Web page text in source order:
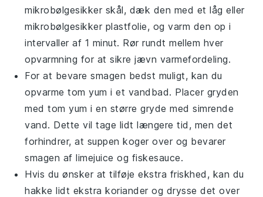
mikrobølgesikker skål, dæk den med et låg eller
mikrobølgesikker plastfolie, og varm den op i
intervaller af 1 minut. Rør rundt mellem hver
opvarmning for at sikre jævn varmefordeling.
For at bevare smagen bedst muligt, kan du
opvarmetom yum i et vandbad. Placer gryden
medtom yum i en større gryde med simrende
vand. Dette vil tage lidt længere tid, men det
forhindrer, at suppen koger over og bevarer
smagen aflimejuice og fiskesauce.
Hvis du ønsker at tilføje ekstra friskhed, kan du
hakke lidt ekstrakoriander og drysse det over